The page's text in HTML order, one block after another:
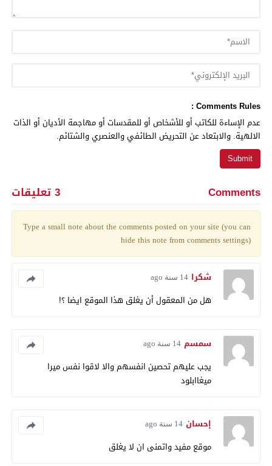
Comments Rules :
عدم الإساءة للكاتب أو للأشخاص أو للمقدسات أو مهاجمة الأديان أو الذات
الالهية. والابتعاد عن التحريض الطائفي والعنصري والشتائم.
Comments 3 تعليقات
Type a small note about the comments posted on your site (you can
hide this note from comments settings)
شكرا 14 سنة ago
هل من المعقول أن يغلق هذا الموقع ايضا ؟!
سمسم 14 سنة ago
يجب عليهم تحصين انفسهم والا لاقوا نفس ميرا
ميغاابلود
إحسان 14 سنة ago
موقع مفيد واتمنى ان لا يغلق